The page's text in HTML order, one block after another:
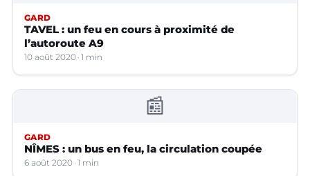
GARD
TAVEL : un feu en cours à proximité de
l’autoroute A9
10 août 2020 1 min
📰
GARD
NÎMES : un bus en feu, la circulation coupée
6 août 2020 1 min